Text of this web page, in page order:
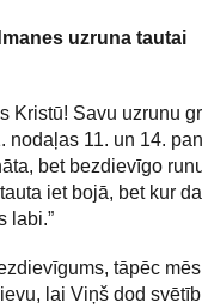
uzruna tautai
Kristū! Savu uzrunu
11. un 14.
bet bezdievīgo
iet bojā, bet kur
labi.”
tāpēc
lai Viņš dod